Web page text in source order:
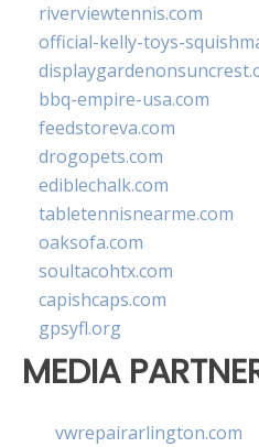
riverviewtennis.com
official-kelly-toys-
bbq-empire-usa.com
feedstoreva.com
drogopets.com
ediblechalk.com
tabletennisnearme.com
oaksofa.com
soultacohtx.com
capishcaps.com
gpsyfl.org
MEDIA
vwrepairarlington.com